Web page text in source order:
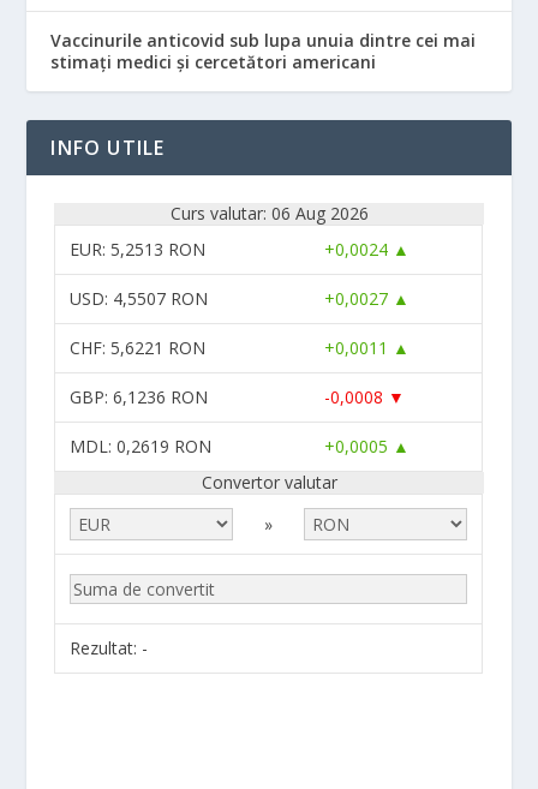
Vaccinurile anticovid sub lupa unuia dintre cei mai
stimați medici și cercetători americani
INFO UTILE
Curs valutar: 06 Aug 2026
EUR: 5,2513 RON +0,0024 ▲
USD: 4,5507 RON +0,0027 ▲
CHF: 5,6221 RON +0,0011 ▲
GBP: 6,1236 RON -0,0008 ▼
MDL: 0,2619 RON
+0,0005 ▲
Convertor valutar
»
Rezultat: -